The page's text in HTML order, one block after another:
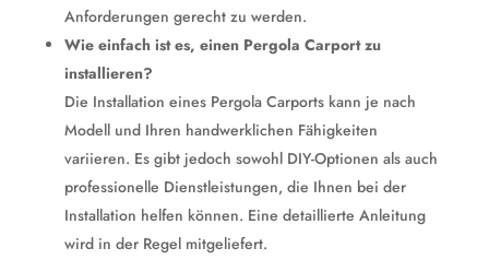
Anforderungen gerecht zu werden.
Wie einfach ist es, einen Pergola Carport zu
installieren?
Die Installation eines Pergola Carports kann je nach
Modell und Ihren handwerklichen Fähigkeiten
variieren. Es gibt jedoch sowohl DIY-Optionen als auch
professionelle Dienstleistungen, die Ihnen bei der
Installation helfen können. Eine detaillierte Anleitung
wird in der Regel mitgeliefert.